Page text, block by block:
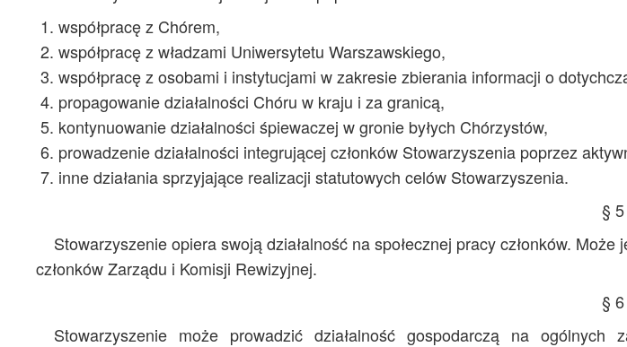
współpracę z Chórem,
współpracę z władzami Uniwersytetu Warszawskiego,
współpracę z osobami i instytucjami w zakresie zbierania informacji o
propagowanie działalności Chóru w kraju i za granicą,
kontynuowanie działalności śpiewaczej w gronie byłych Chórzystów,
prowadzenie działalności integrującej członków Stowarzyszenia poprzez
inne działania sprzyjające realizacji statutowych celów Stowarzyszenia.
§ 5
Stowarzyszenie opiera swoją działalność na społecznej pracy członków.
członków Zarządu i Komisji Rewizyjnej.
§ 6
Stowarzyszenie może prowadzić działalność gospodarczą na